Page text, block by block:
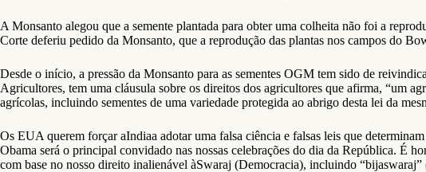
A Monsanto alegou que a semente plantada para obter uma colheita não foi a
Corte deferiu pedido da Monsanto, que a reprodução das plantas nos campos do
Desde o início, a pressão da Monsanto para as sementes OGM tem sido de
Agricultores, tem uma cláusula sobre os direitos dos agricultores que afirma, “um
agrícolas, incluindo sementes de uma variedade protegida ao abrigo desta lei da
Os EUA querem forçar aIndiaa adotar uma falsa ciência e falsas leis que
Obama será o principal convidado nas nossas celebrações do dia da República. É
com base no nosso direito inalienável àSwaraj (Democracia), incluindo “bijaswaraj”